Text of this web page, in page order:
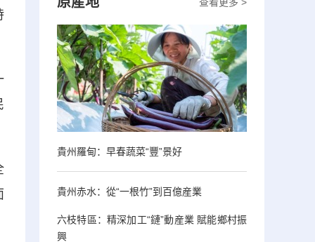
貴州羅甸：早春蔬菜“豐”景好
貴州赤水：從“一根竹”到百億産業
六枝特區：精深加工“鏈”動産業 賦能鄉村振
興